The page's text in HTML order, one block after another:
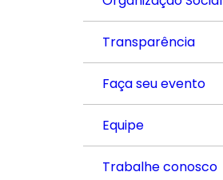
Transparência
Faça seu evento
Equipe
Trabalhe conosco